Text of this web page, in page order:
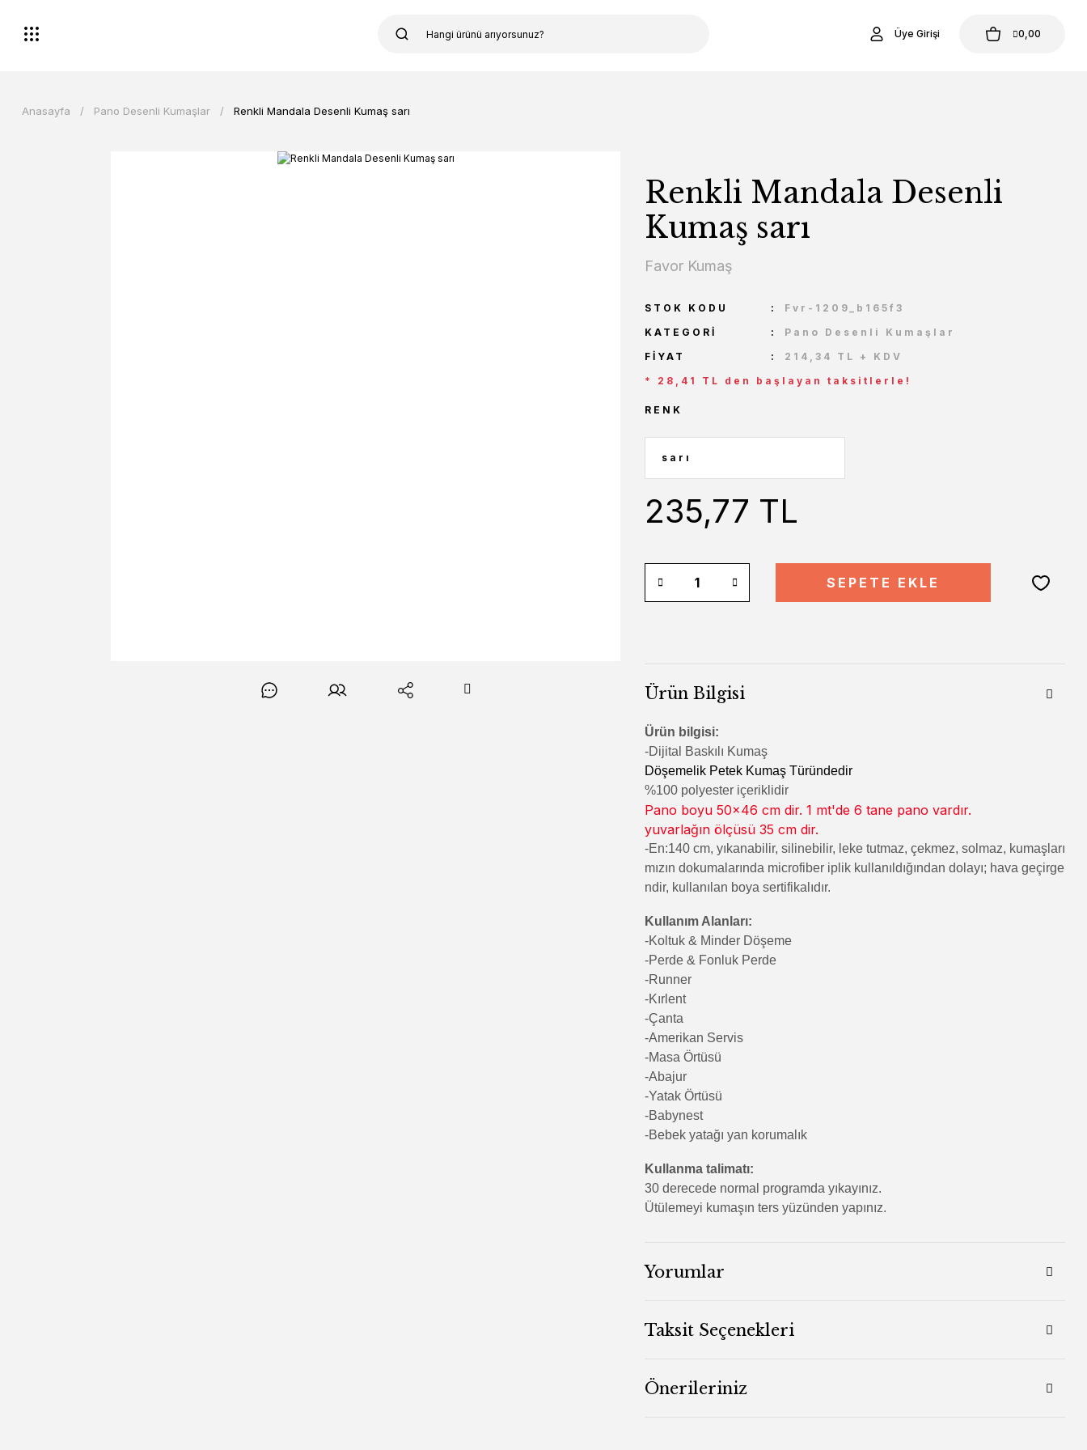
Üye Girişi 0,00
Anasayfa Pano Desenli Kumaşlar Renkli Mandala Desenli Kumaş sarı
Renkli Mandala Desenli
Kumaş sarı
Favor Kumaş
STOK KODU
Fvr-1209_b165f3
KATEGORI
Pano Desenli Kumaşlar
FIYAT
214,34 TL + KDV
* 28,41 TL den başlayan taksitlerle!
RENK
235,77 TL
SEPETE EKLE
Ürün Bilgisi
Ürün bilgisi:
-Dijital Baskılı Kumaş
Döşemelik Petek Kumaş Türündedir
%100 polyester içeriklidir
Pano boyu 50x46 cm dir. 1 mt'de 6 tane pano vardır.
yuvarlağın ölçüsü 35 cm dir.
-En:140 cm, yıkanabilir, silinebilir, leke tutmaz, çekmez, solmaz, kumaşları
mızın dokumalarında microfiber iplik kullanıldığından dolayı; hava geçirge
ndir, kullanılan boya sertifikalıdır.
Kullanım Alanları:
-Koltuk & Minder Döşeme
-Perde & Fonluk Perde
-Runner
-Kırlent
-Çanta
-Amerikan Servis
-Masa Örtüsü
-Abajur
-Yatak Örtüsü
-Babynest
-Bebek yatağı yan korumalık
Kullanma talimatı:
30 derecede normal programda yıkayınız.
Ütülemeyi kumaşın ters yüzünden yapınız.
Yorumlar
Taksit Seçenekleri
Önerileriniz